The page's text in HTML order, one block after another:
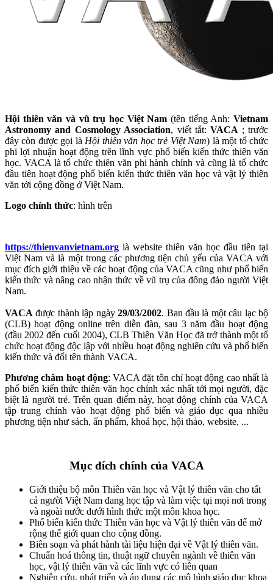
Hội thiên văn và vũ trụ học Việt Nam (tên tiếng Anh:Vietnam
Astronomy and Cosmology Association, viết tắt:VACA ; trước
đây còn được gọi là Hội thiên văn học trẻ Việt Nam) là một tổ chức
phi lợi nhuận hoạt động trên lĩnh vực phổ biến kiến thức thiên văn
học. VACA là tổ chức thiên văn phi hành chính và cũng là tổ chức
đầu tiên hoạt động phổ biến kiến thức thiên văn học và vật lý thiên
văn tới cộng đồng ở Việt Nam.
Logo chính thức: hình trên
https://thienvanvietnam.org là website thiên văn học đầu tiên tại
Việt Nam và là một trong các phương tiện chủ yếu của VACA với
mục đích giới thiệu về các hoạt động của VACA cũng như phổ biến
kiến thức và nâng cao nhận thức về vũ trụ của đông đảo người Việt
Nam.
VACA được thành lập ngày29/03/2002. Ban đầu là một câu lạc bộ
(CLB) hoạt động online trên diễn đàn, sau 3 năm đầu hoạt động
(đầu 2002 đến cuối 2004), CLB Thiên Văn Học đã trở thành một tổ
chức hoạt động độc lập với nhiều hoạt động nghiên cứu và phổ biến
kiến thức và đổi tên thành VACA.
Phương châm hoạt động: VACA đặt tôn chỉ hoạt động cao nhất là
phổ biến kiến thức thiên văn học chính xác nhất tới mọi người, đặc
biệt là người trẻ. Trên quan điểm này, hoạt động chính của VACA
tập trung chính vào hoạt động phổ biến và giáo dục qua nhiều
phương tiện như sách, ấn phẩm, khoá học, hội thảo, website, ...
Mục đích chính của VACA
Giới thiệu bộ môn Thiên văn học và Vật lý thiên văn cho tất
cả người Việt Nam đang học tập và làm việc tại mọi nơi trong
và ngoài nước dưới hình thức một môn khoa học.
Phổ biến kiến thức Thiên văn học và Vật lý thiên văn để mở
rộng thế giới quan cho cộng đồng.
Biên soạn và phát hành tài liệu hiện đại về Vật lý thiên văn.
Chuẩn hoá thông tin, thuật ngữ chuyên ngành về thiên văn
học, vật lý thiên văn và các lĩnh vực có liên quan
Nghiên cứu, phát triển và áp dụng các mô hình giáo dục khoa